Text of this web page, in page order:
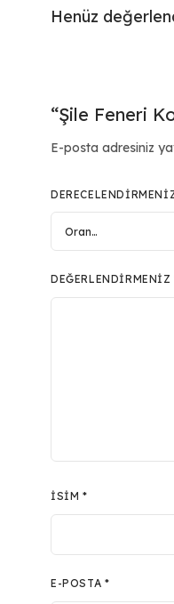
Henüz
“Şile Feneri
E-posta adresiniz
DEĞERLENDIRMENIZ
İSIM*
E-POSTA *